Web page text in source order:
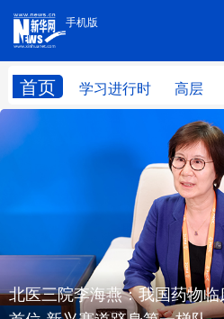
手机版
首页 学习进行时 高层
手机版
网站地
学习进行时
财经
思客智库
科创
文化 书画
北医三院李海燕：我国药物